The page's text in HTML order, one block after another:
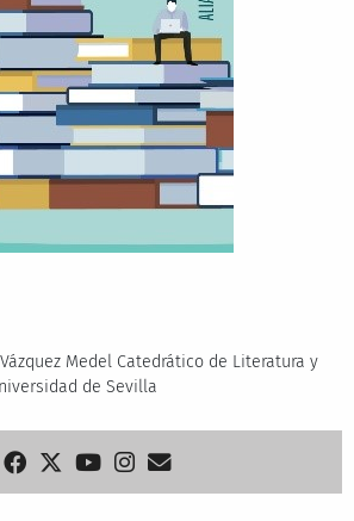
Medel Catedrático de Literatura y
de Sevilla